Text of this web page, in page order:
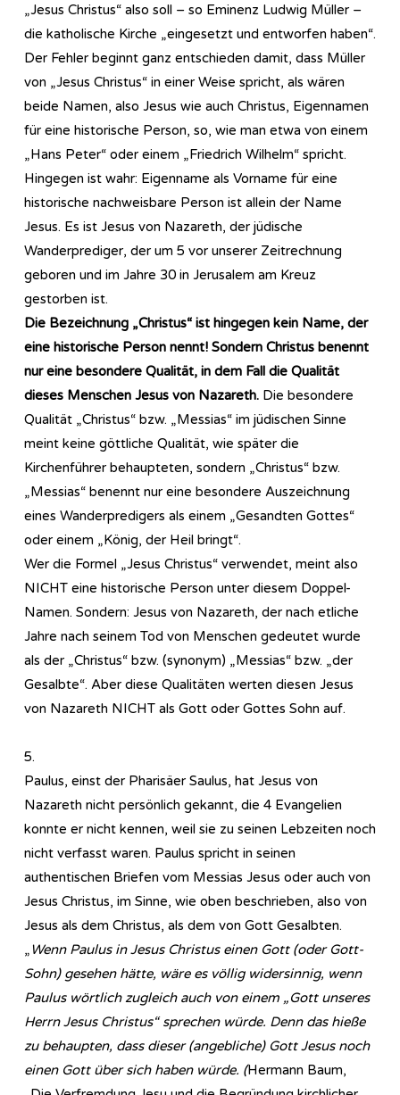
„Jesus Christus“ also soll – so Eminenz Ludwig Müller –
die katholische Kirche „eingesetzt und entworfen haben“.
Der Fehler beginnt ganz entschieden damit, dass Müller
von „Jesus Christus“ in einer Weise spricht, als wären
beide Namen, also Jesus wie auch Christus, Eigennamen
für eine historische Person, so, wie man etwa von einem
„Hans Peter“ oder einem „Friedrich Wilhelm“ spricht.
Hingegen ist wahr: Eigenname als Vorname für eine
historische nachweisbare Person ist allein der Name
Jesus. Es ist Jesus von Nazareth, der jüdische
Wanderprediger, der um 5 vor unserer Zeitrechnung
geboren und im Jahre 30 in Jerusalem am Kreuz
gestorben ist.
Die Bezeichnung „Christus“ ist hingegen kein Name, der
eine historische Person nennt! Sondern Christus benennt
nur eine besondere Qualität, in dem Fall die Qualität
dieses Menschen Jesus von Nazareth. Die besondere
Qualität „Christus“ bzw. „Messias“ im jüdischen Sinne
meint keine göttliche Qualität, wie später die
Kirchenführer behaupteten, sondern „Christus“ bzw.
„Messias“ benennt nur eine besondere Auszeichnung
eines Wanderpredigers als einem „Gesandten Gottes“
oder einem „König, der Heil bringt“.
Wer die Formel „Jesus Christus“ verwendet, meint also
NICHT eine historische Person unter diesem Doppel-
Namen. Sondern: Jesus von Nazareth, der nach etliche
Jahre nach seinem Tod von Menschen gedeutet wurde
als der „Christus“ bzw. (synonym) „Messias“ bzw. „der
Gesalbte“. Aber diese Qualitäten werten diesen Jesus
von Nazareth NICHT als Gott oder Gottes Sohn auf.
5.
Paulus, einst der Pharisäer Saulus, hat Jesus von
Nazareth nicht persönlich gekannt, die 4 Evangelien
konnte er nicht kennen, weil sie zu seinen Lebzeiten noch
nicht verfasst waren. Paulus spricht in seinen
authentischen Briefen vom Messias Jesus oder auch von
Jesus Christus, im Sinne, wie oben beschrieben, also von
Jesus als dem Christus, als dem von Gott Gesalbten.
„Wenn Paulus in Jesus Christus einen Gott (oder Gott-
Sohn) gesehen hätte, wäre es völlig widersinnig, wenn
Paulus wörtlich zugleich auch von einem „Gott unseres
Herrn Jesus Christus“ sprechen würde. Denn das hieße
zu behaupten, dass dieser (angebliche) Gott Jesus noch
einen Gott über sich haben würde. (Hermann Baum,